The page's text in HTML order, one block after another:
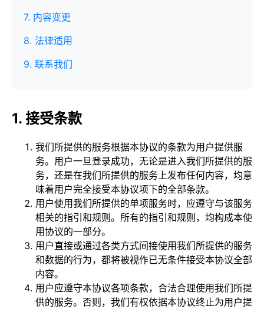
7. 内容变更
8. 法律适用
9. 联系我们
1. 接受条款
我们所提供的服务根据本协议的条款为用户提供服
务。用户一旦登录成功，无论是进入我们所提供的服
务，还是在我们所提供的服务上发布任何内容，均意
味着用户完全接受本协议项下的全部条款。
用户使用我们所提供的单项服务时，应遵守与该服务
相关的指引和规则。所有的指引和规则，均构成本使
用协议的一部分。
用户直接或通过各类方式间接使用我们所提供的服务
和数据的行为，都将被视作已无条件接受本协议全部
内容。
用户应遵守本协议各项条款，合法合理使用我们所提
供的服务。否则，我们有权依据本协议终止为用户提